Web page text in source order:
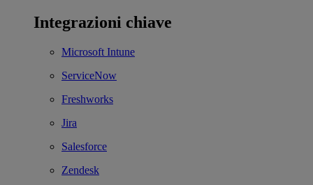
Integrazioni chiave
Microsoft Intune
ServiceNow
Freshworks
Jira
Salesforce
Zendesk